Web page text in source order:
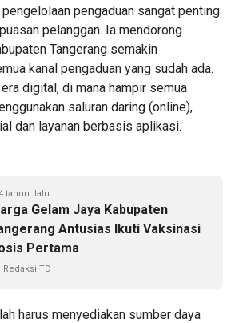
pengaduan sangat penting
pelanggan. Ia mendorong
Tangerang semakin
kanal pengaduan yang sudah ada.
digital, di mana hampir semua
saluran daring (online),
dan layanan berbasis aplikasi.
tahun lalu
Gelam Jaya Kabupaten
Antusias Ikuti Vaksinasi
Pertama
Redaksi TD
harus menyediakan sumber daya